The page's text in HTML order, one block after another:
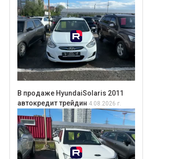
В продаже HyundaiSolaris 2011
автокредит трейдин 4.08.2026 г.